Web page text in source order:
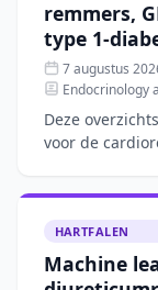
remmers,
type 1-
7 augustus
Endocrinology
Deze
voor de
HARTFALEN
Machine